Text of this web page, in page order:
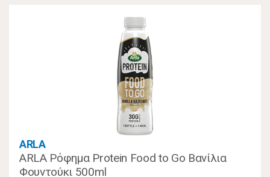
ARLA
ARLA Ρόφημα Protein Food to Go Βανίλια
Φουντούκι 500ml